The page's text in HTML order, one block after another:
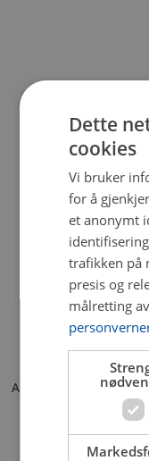
Application error: a
browser
Dette
cookies
Vi bruker
for å
et anonymt
trafikken på
presis og
målretting